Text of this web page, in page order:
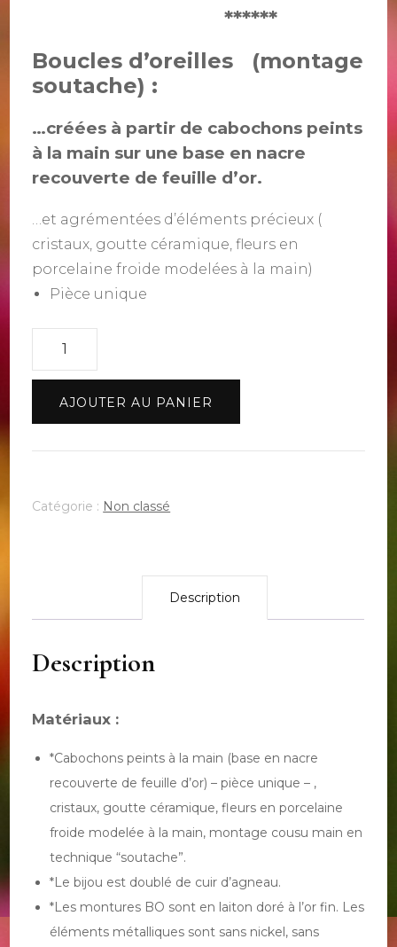
******
Boucles d’oreilles (montage
soutache) :
…créées à partir de cabochons peints
à la main sur une base en nacre
recouverte de feuille d’or.
…et agrémentées d’éléments précieux (
cristaux, goutte céramique, fleurs en
porcelaine froide modelées à la main)
Pièce unique
d'oreilles
AJOUTER AU PANIER
Catégorie : Non classé
Description
Description
Matériaux :
*Cabochons peints à la main (base en nacre
recouverte de feuille d’or) – pièce unique – ,
cristaux, goutte céramique, fleurs en porcelaine
froide modelée à la main, montage cousu main en
technique “soutache”.
*Le bijou est doublé de cuir d’agneau.
*Les montures BO sont en laiton doré à l’or fin. Les
éléments métalliques sont sans nickel, sans